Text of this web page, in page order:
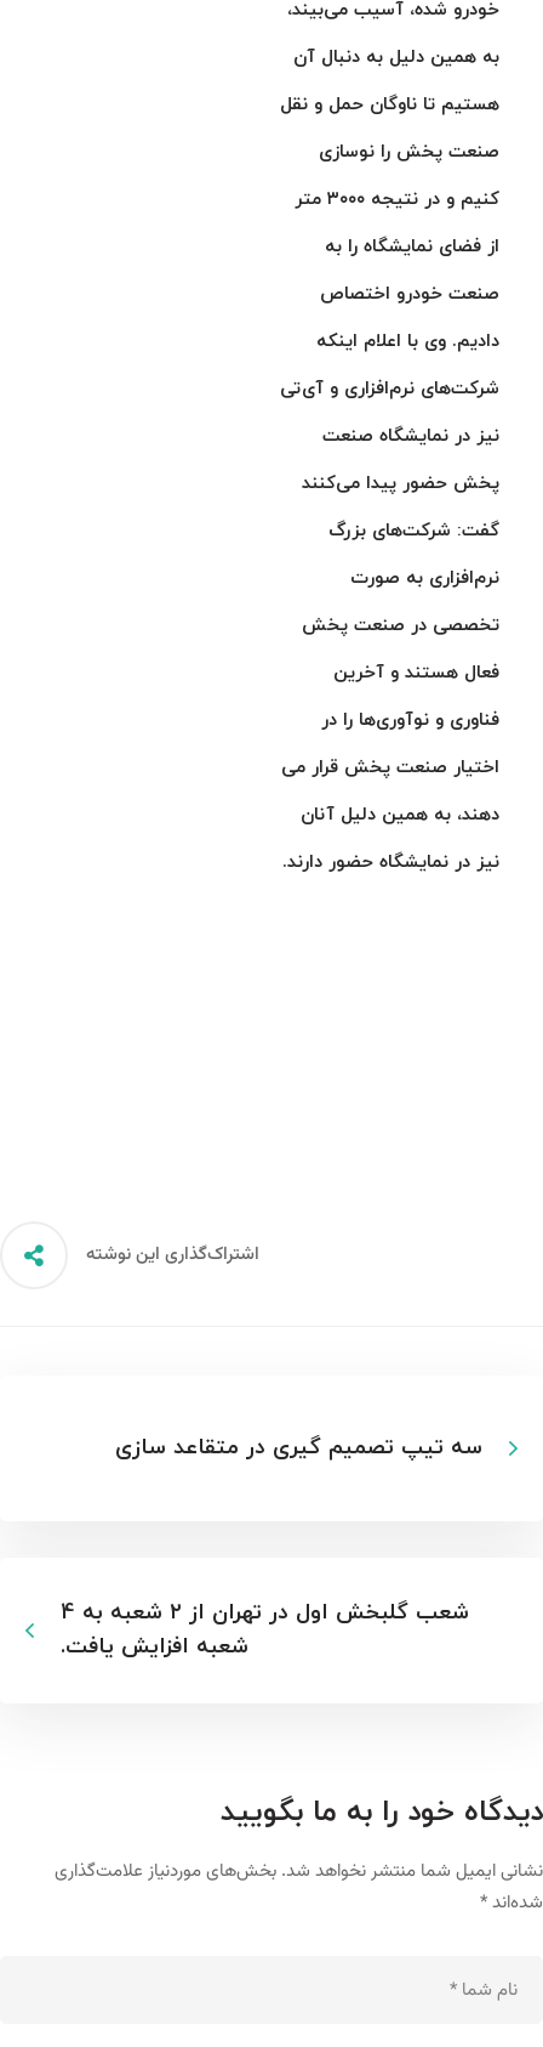
خودرو شده، آسیب می‌بیند،
به همین دلیل به دنبال آن
هستیم تا ناوگان حمل و نقل
صنعت پخش را نوسازی
کنیم و در نتیجه ۳۰۰۰ متر
از فضای نمایشگاه را به
صنعت خودرو اختصاص
دادیم. وی با اعلام اینکه
شرکت‌های نرم‌افزاری و آی‌تی
نیز در نمایشگاه صنعت
پخش حضور پیدا می‌کنند
گفت: شرکت‌های بزرگ
نرم‌افزاری به صورت
تخصصی در صنعت پخش
فعال هستند و آخرین
فناوری و نوآوری‌ها را در
اختیار صنعت پخش قرار می
دهند، به همین دلیل آنان
نیز در نمایشگاه حضور دارند.
اشتراک‌گذاری این نوشته
سه تیپ تصمیم گیری در متقاعد سازی
شعب گلبخش اول در تهران از ٢ شعبه به 4
شعبه افزايش يافت.
دیدگاه خود را به ما بگویید
نشانی ایمیل شما منتشر نخواهد شد. بخش‌های موردنیاز علامت‌گذاری
شده‌اند*